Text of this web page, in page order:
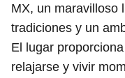
MX, un maravilloso
tradiciones y un
El lugar
relajarse y vivir